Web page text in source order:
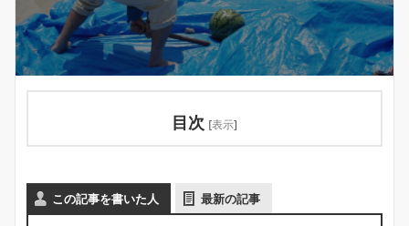
目次 [表示]
この記事を書いた人 最新の記事